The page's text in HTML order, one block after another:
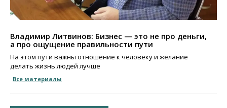
Владимир Литвинов: Бизнес — это не про деньги,
а про ощущение правильности пути
На этом пути важны отношение к человеку и желание
делать жизнь людей лучше
Все материалы